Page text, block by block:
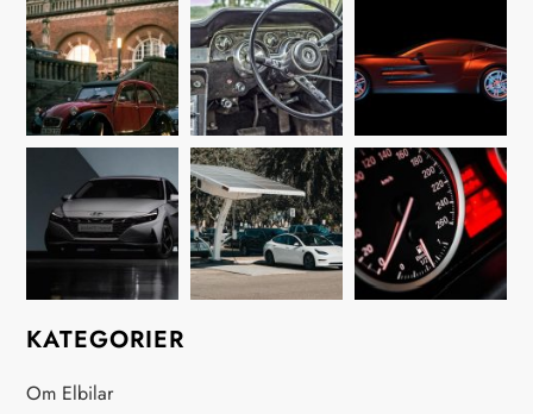
g
s
n
a
v
i
KATEGORIER
Om Elbilar